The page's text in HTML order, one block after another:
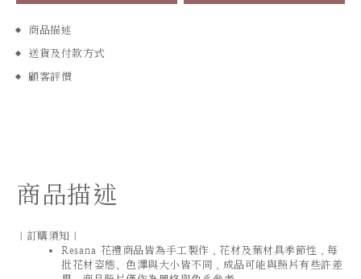
商品描述
送貨及付款方式
顧客評價
商品描述
｜訂購須知｜
Resana 花禮商品皆為手工製作，花材及葉材具季節性，每
批花材姿態、色澤與大小皆不同，成品可能與照片有些許差